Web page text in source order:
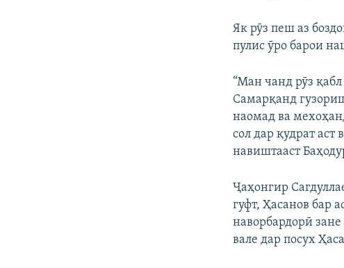
Як рӯз пеш аз
пулис ӯро барои
“Ман чанд рӯз
Самарқанд
наомад ва
сол дар қудрат
навиштааст
Ҷаҳонгир
гуфт, Ҳасанов бар
наворбардорӣ
вале дар посух